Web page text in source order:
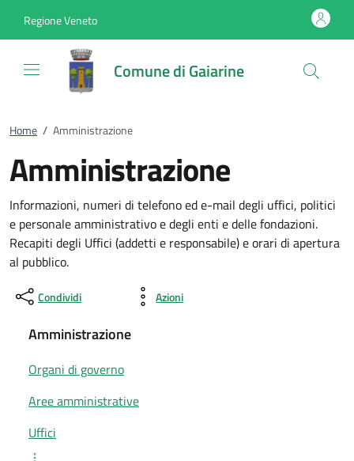
Regione Veneto
Comune di Gaiarine
Home / Amministrazione
Amministrazione
Informazioni, numeri di telefono ed e-mail degli uffici, politici
e personale amministrativo e degli enti e delle fondazioni.
Recapiti degli Uffici (addetti e responsabile) e orari di apertura
al pubblico.
Condividi Azioni
Amministrazione
Organi di governo
Aree amministrative
Uffici